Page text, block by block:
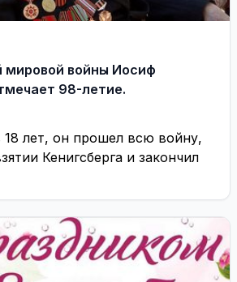
мировой войны Иосиф
98-летие.
18 лет, он прошел всю войну,
Кенигсберга и закончил